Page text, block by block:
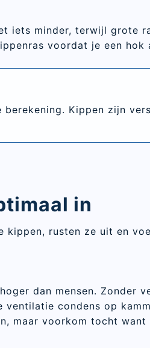
iets minder, terwijl grote
voordat je een
Kippen zijn
in
rusten ze uit en
dan mensen. Zonder
condens op
maar voorkom tocht